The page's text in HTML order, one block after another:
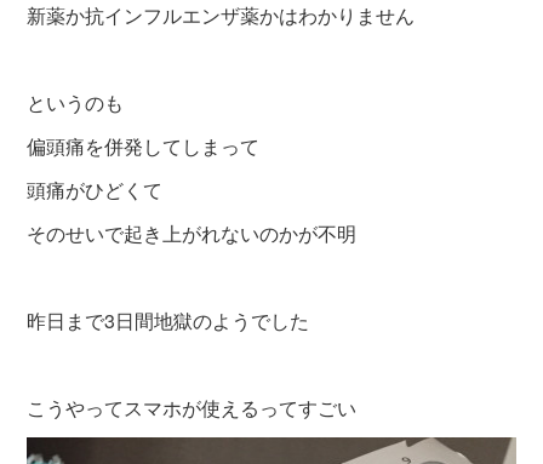
新薬か抗インフルエンザ薬かはわかりません
というのも
偏頭痛を併発してしまって
頭痛がひどくて
そのせいで起き上がれないのかが不明
昨日まで3日間地獄のようでした
こうやってスマホが使えるってすごい